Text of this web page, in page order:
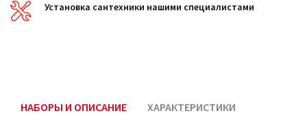
Установка сантехники нашими специалистами
НАБОРЫ И ОПИСАНИЕ
ХАРАКТЕРИСТИКИ